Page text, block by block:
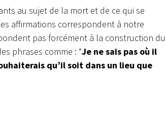
au sujet de la mort et de ce qui se
affirmations correspondent à notre
pas forcément à la construction du
phrases comme : “Je ne sais pas où il
qu’il soit dans un lieu que